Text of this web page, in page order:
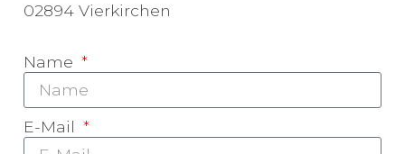
02894 Vierkirchen
Name
E-Mail